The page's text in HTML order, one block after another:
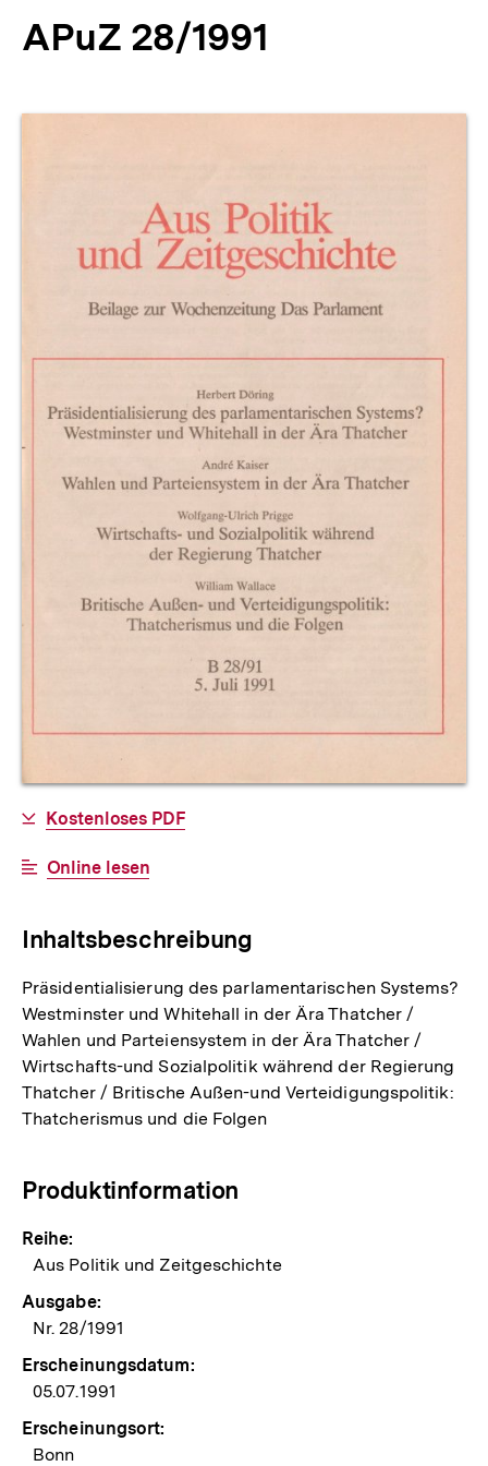
APuZ 28/1991
Allgemeine
Informationen
Download-
Kostenloses PDF
Interner
Online lesen
Inhaltsbeschreibung
Präsidentialisierung des parlamentarischen Systems?
Westminster und Whitehall in der Ära Thatcher /
Wahlen und Parteiensystem in der Ära Thatcher /
Wirtschafts-und Sozialpolitik während der Regierung
Thatcher / Britische Außen-und Verteidigungspolitik:
Thatcherismus und die Folgen
Produktinformation
Reihe:
Aus Politik und Zeitgeschichte
Ausgabe:
Nr. 28/1991
Erscheinungsdatum:
05.07.1991
Erscheinungsort:
Bonn